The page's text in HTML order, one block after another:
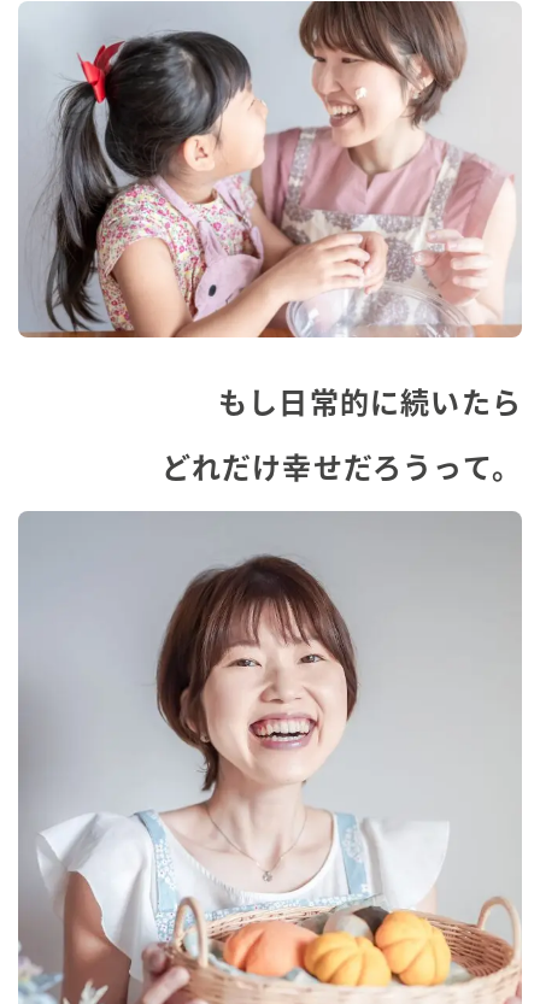
もし日常的に続いたら
どれだけ幸せだろうって。